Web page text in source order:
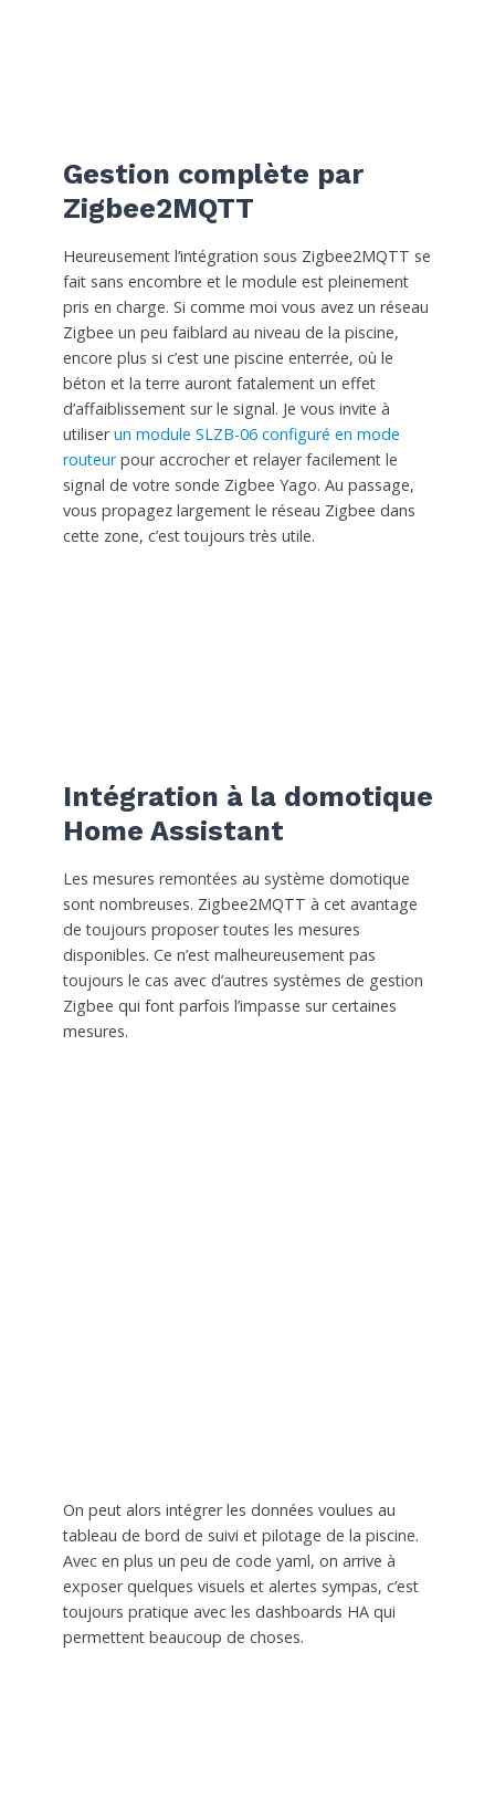
Gestion complète par
Zigbee2MQTT
Heureusement l’intégration sous Zigbee2MQTT se
fait sans encombre et le module est pleinement
pris en charge. Si comme moi vous avez un réseau
Zigbee un peu faiblard au niveau de la piscine,
encore plus si c’est une piscine enterrée, où le
béton et la terre auront fatalement un effet
d’affaiblissement sur le signal. Je vous invite à
utiliserun module SLZB-06 configuré en mode
routeurpour accrocher et relayer facilement le
signal de votre sonde Zigbee Yago. Au passage,
vous propagez largement le réseau Zigbee dans
cette zone, c’est toujours très utile.
Intégration à la domotique
Home Assistant
Les mesures remontées au système domotique
sont nombreuses. Zigbee2MQTT à cet avantage
de toujours proposer toutes les mesures
disponibles. Ce n’est malheureusement pas
toujours le cas avec d’autres systèmes de gestion
Zigbee qui font parfois l’impasse sur certaines
mesures.
On peut alors intégrer les données voulues au
tableau de bord de suivi et pilotage de la piscine.
Avec en plus un peu de code yaml, on arrive à
exposer quelques visuels et alertes sympas, c’est
toujours pratique avec les dashboards HA qui
permettent beaucoup de choses.